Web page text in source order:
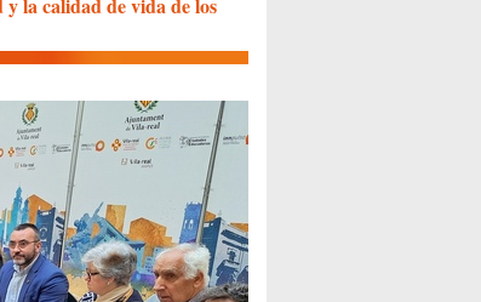
la calidad de vida de los